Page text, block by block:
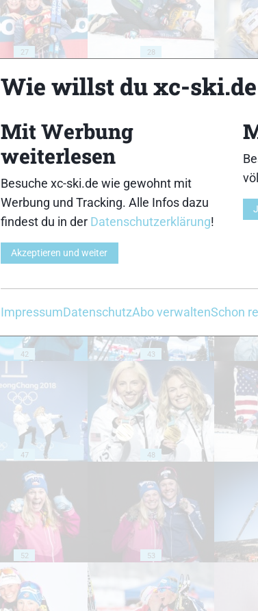
27 28
32
37
42 43
47 48
52 53
Wie willst du xc-ski.de
Mit Werbung
weiterlesen
Besuche xc-ski.de wie gewohnt mit
Werbung und Tracking. Alle Infos dazu
findest du in der Datenschutzerklärung!
Akzeptieren und weiter
ImpressumDatenschutzAbo verwaltenSchon